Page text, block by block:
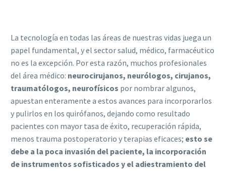
La tecnología en todas las áreas de nuestras vidas juega un
papel fundamental, y el sector salud, médico, farmacéutico
no es la excepción. Por esta razón, muchos profesionales
del área médico: neurocirujanos, neurólogos, cirujanos,
traumatólogos, neurofísicos por nombrar algunos,
apuestan enteramente a estos avances para incorporarlos
y pulirlos en los quirófanos, dejando como resultado
pacientes con mayor tasa de éxito, recuperación rápida,
menos trauma postoperatorio y terapias eficaces; esto se
debe a la poca invasión del paciente, la incorporación
de instrumentos sofisticados y el adiestramiento del